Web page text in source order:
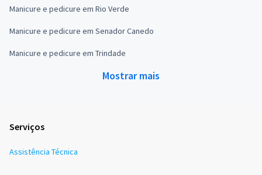
Manicure e pedicure em Rio Verde
Manicure e pedicure em Senador Canedo
Manicure e pedicure em Trindade
Mostrar mais
Serviços
Assistência Técnica